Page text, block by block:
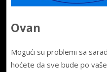
Ovan
Mogući su problemi sa
hoćete da sve bude po